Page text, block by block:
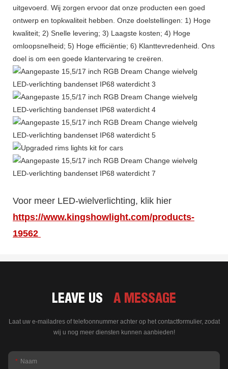
uitgevoerd. Wij zorgen ervoor dat onze producten een goed
ontwerp en topkwaliteit hebben. Onze doelstellingen: 1) Hoge
kwaliteit; 2) Snelle levering; 3) Laagste kosten; 4) Hoge
omloopsnelheid; 5) Hoge efficiëntie; 6) Klanttevredenheid. Ons
doel is om een ​​goede klantervaring te creëren.
Voor meer LED-wielverlichting, klik hier
https://www.kingshowlight.com/products-
19562
LEAVE US A MESSAGE
Laat uw e-mailadres of telefoonnummer achter op het contactformulier, zodat
wij u nog meer diensten kunnen aanbieden!
Naam